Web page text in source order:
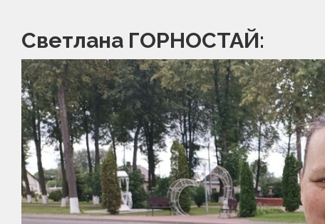
Светлана ГОРНОСТАЙ: